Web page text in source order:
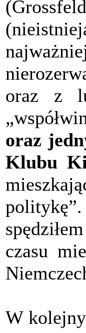
oraz z
oraz
Klubu
czasu
W